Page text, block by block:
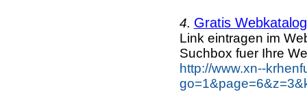
4. Gratis
Link eintragen im
Suchbox fuer Ihre
http://www.xn--